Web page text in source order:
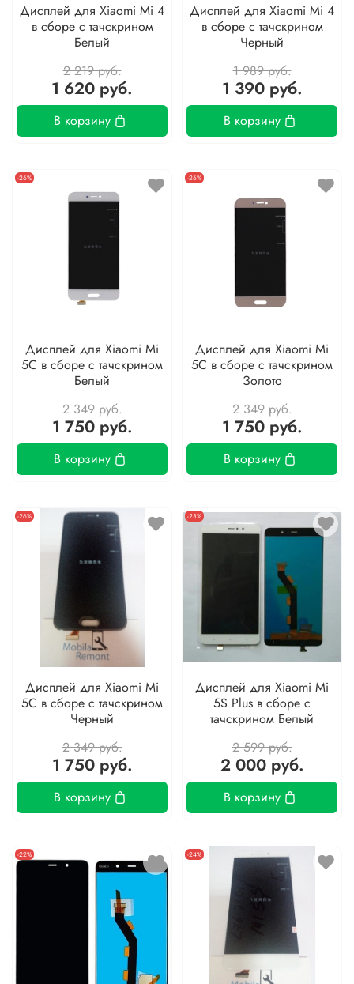
Дисплей для Xiaomi Mi 4
в сборе с тачскрином
Белый
2 219 руб.
1 620 руб.
В корзину
Дисплей для Xiaomi Mi 4
в сборе с тачскрином
Черный
1 989 руб.
1 390 руб.
В корзину
-26%
Дисплей для Xiaomi Mi
5C в сборе с тачскрином
Белый
2 349 руб.
1 750 руб.
В корзину
-26%
Дисплей для Xiaomi Mi
5C в сборе с тачскрином
Золото
2 349 руб.
1 750 руб.
В корзину
-26%
Дисплей для Xiaomi Mi
5C в сборе с тачскрином
Черный
2 349 руб.
1 750 руб.
В корзину
-23%
Дисплей для Xiaomi Mi
5S Plus в сборе с
тачскрином Белый
2 599 руб.
2 000 руб.
В корзину
-22% -24%